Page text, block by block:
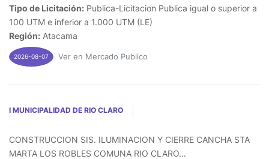
Tipo de Licitación: Publica-Licitacion Publica igual o superior a
100 UTM e inferior a 1.000 UTM (LE)
Región: Atacama
2026-08-07 Ver en Mercado Publico
I MUNICIPALIDAD DE RIO CLARO
CONSTRUCCION SIS. ILUMINACION Y CIERRE CANCHA STA
MARTA LOS ROBLES COMUNA RIO CLARO...